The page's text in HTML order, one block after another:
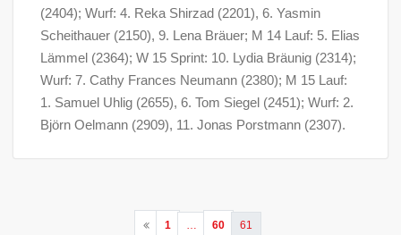
(2404); Wurf: 4. Reka Shirzad (2201), 6. Yasmin
Scheithauer (2150), 9. Lena Bräuer; M 14 Lauf: 5. Elias
Lämmel (2364); W 15 Sprint: 10. Lydia Bräunig (2314);
Wurf: 7. Cathy Frances Neumann (2380); M 15 Lauf:
1. Samuel Uhlig (2655), 6. Tom Siegel (2451); Wurf: 2.
Björn Oelmann (2909), 11. Jonas Porstmann (2307).
Seitennummerierung
1 60 61